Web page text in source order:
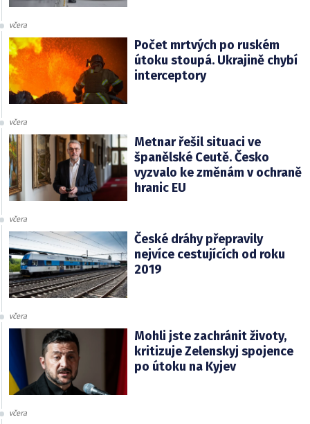
včera
Počet mrtvých po ruském
útoku stoupá. Ukrajině chybí
interceptory
včera
Metnar řešil situaci ve
španělské Ceutě. Česko
vyzvalo ke změnám v ochraně
hranic EU
včera
České dráhy přepravily
nejvíce cestujících od roku
2019
včera
Mohli jste zachránit životy,
kritizuje Zelenskyj spojence
po útoku na Kyjev
včera